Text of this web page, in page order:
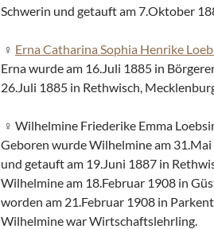
Schwerin und getauft am 7.Oktober
Erna Catharina Sophia Henrike
Erna wurde am 16.Juli 1885 in
26.Juli 1885 in Rethwisch,
Wilhelmine Friederike Emma
Geboren wurde Wilhelmine am
und getauft am 19.Juni 1887 in
Wilhelmine am 18.Februar 1908 in
worden am 21.Februar 1908 in
Wilhelmine war Wirtschaftslehrling.